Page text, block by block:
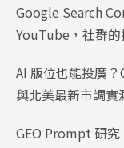
Google Search
YouTube，社群
AI 版位也能投廣
與北美最新市調實
GEO Prompt 研